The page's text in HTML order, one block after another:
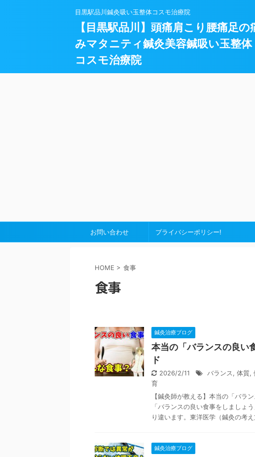
目黒駅品川鍼灸吸い玉整体コスモ治療院
【目黒駅品川】頭痛肩こり腰痛足の
みマタニティ鍼灸美容鍼吸い玉整体
コスモ治療院
お問い合わせ プライバシーポリシー!
HOME > 食事
食事
鍼灸治療ブログ
本当の「バランスの良い
ド
2026/2/11 バランス, 体質,
育
【鍼灸師が教える】本当の「バラ
「バランスの良い食事をしましょ
り違います。東洋医学（鍼灸の考
鍼灸治療ブログ